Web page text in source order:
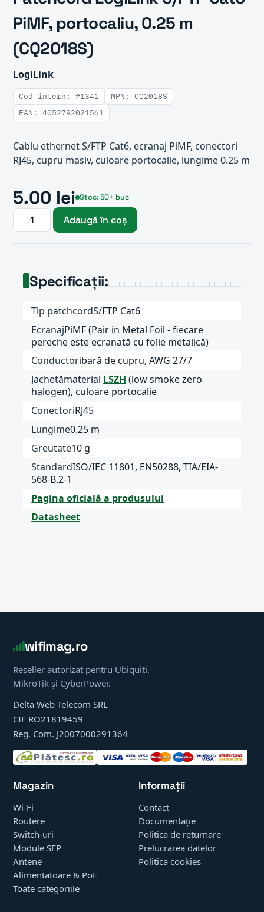
PiMF, portocaliu, 0.25 m
(CQ2018S)
LogiLink
Cod intern: #1341
MPN: CQ2018S
EAN: 4052792021561
Cablu ethernet S/FTP Cat6, ecranaj PiMF, conectori
RJ45, cupru masiv, culoare portocalie, lungime 0.25 m
5.00 lei Stoc: 50+ buc
Adaugă în coș
Specificații:
Tip patchcordS/FTP Cat6
EcranajPiMF (Pair in Metal Foil - fiecare
pereche este ecranată cu folie metalică)
Conductoribară de cupru, AWG 27/7
Jachetămaterial LSZH (low smoke zero
halogen), culoare portocalie
ConectoriRJ45
Lungime0.25 m
Greutate10 g
StandardISO/IEC 11801, EN50288, TIA/EIA-
568-B.2-1
Pagina oficială a produsului
Datasheet
wifimag.ro
Reseller autorizat pentru Ubiquiti,
MikroTik și CyberPower.
Delta Web Telecom SRL
CIF RO21819459
Reg. Com. J2007000291364
Magazin
Wi-Fi
Routere
Switch-uri
Module SFP
Antene
Alimentatoare & PoE
Toate categoriile
Informații
Contact
Documentație
Politica de returnare
Prelucrarea datelor
Politica cookies